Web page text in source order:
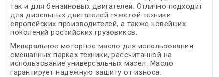
так и для бензиновых двигателей. Отлично подходит
для дизельных двигателей тяжелой техники
европейских производителей, а также новейших
поколений российских грузовиков.
Минеральное моторное масло для использования
смешанных парках техники, рассчитанной на
использование универсальных масел. Масло
гарантирует надежную защиту от износа.